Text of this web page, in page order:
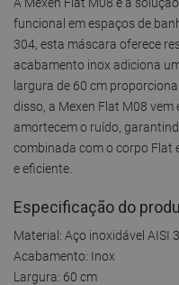
funcional em espaços de
304, esta máscara oferece
acabamento inox adiciona
largura de 60 cm
disso, a Mexen Flat M08
amortecem o ruído,
combinada com o corpo Flat
e eficiente.
Especificação do
Material: Aço inoxidável AISI
Acabamento: Inox
Largura: 60 cm